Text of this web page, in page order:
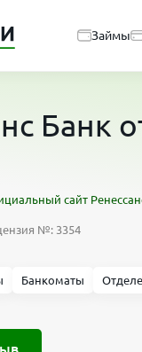
Займы
Банк
сайт
№: 3354
Банкоматы